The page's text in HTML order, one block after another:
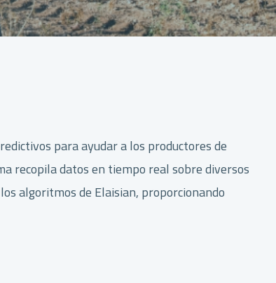
para ayudar a los productores de
recopila datos en tiempo real sobre diversos
algoritmos de Elaisian, proporcionando